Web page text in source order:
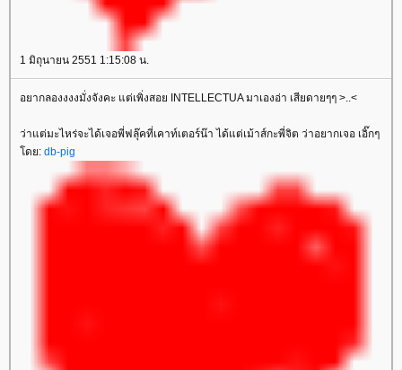
1 มิถุนายน 2551 1:15:08 น.
อยากลองงงงมั่งจังคะ แต่เพิ่งสอย INTELLECTUA มาเองอ่า เสียดายๆๆ >..<
ว่าแต่มะไหร่จะได้เจอพี่ฟลุ๊คที่เคาท์เตอร์น๊า ได้แต่เม้าส์กะพี่จิต ว่าอยากเจอ เอิ๊กๆ
ดย: db-pig